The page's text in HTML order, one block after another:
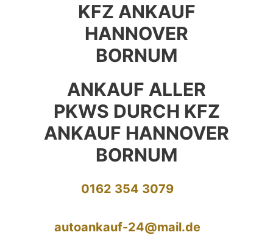
KFZ ANKAUF
HANNOVER
BORNUM
ANKAUF ALLER
PKWS DURCH KFZ
ANKAUF HANNOVER
BORNUM
0162 354 3079
autoankauf-24@mail.de